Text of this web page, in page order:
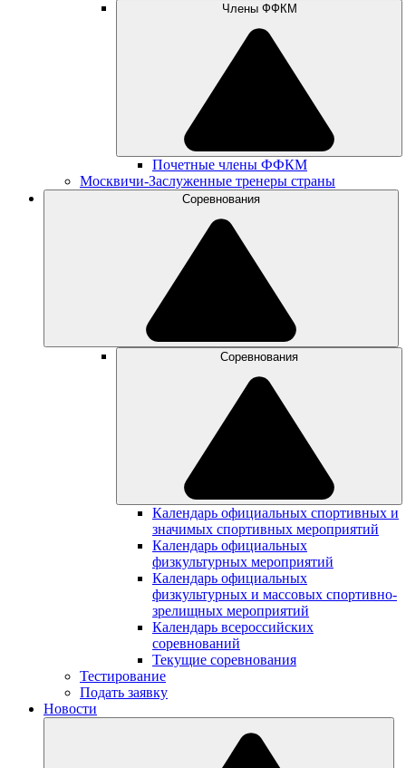
Члены ФФКМ
Почетные члены ФФКМ
Москвичи-Заслуженные тренеры страны
Соревнования
Соревнования
Календарь официальных спортивных и
значимых спортивных мероприятий
Календарь официальных
физкультурных мероприятий
Календарь официальных
физкультурных и массовых спортивно-
зрелищных мероприятий
Календарь всероссийских
соревнований
Текущие соревнования
Тестирование
Подать заявку
Новости